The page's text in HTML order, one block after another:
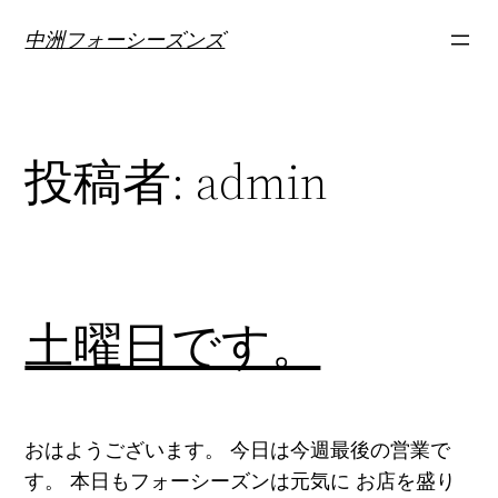
中洲フォーシーズンズ
投稿者: admin
土曜日です。
おはようございます。 今日は今週最後の営業で
す。 本日もフォーシーズンは元気に お店を盛り